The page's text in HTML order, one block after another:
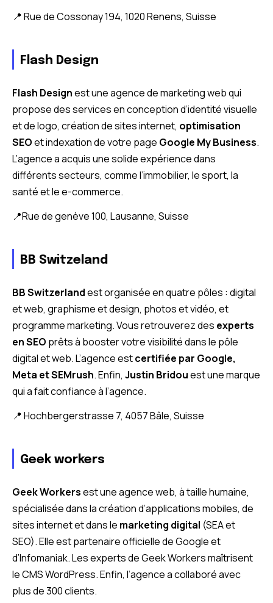
📍 Rue de Cossonay 194, 1020 Renens, Suisse
Flash Design
Flash Designest une agence de marketing web qui
propose des services en conception d’identité visuelle
et de logo, création de sites internet, optimisation
SEOet indexation de votre page Google My Business.
L’agence a acquis une solide expérience dans
différents secteurs, comme l’immobilier, le sport, la
santé et le e-commerce.
📍Rue de genève 100, Lausanne, Suisse
BB Switzeland
BB Switzerlandest organisée en quatre pôles : digital
et web, graphisme et design, photos et vidéo, et
programme marketing. Vous retrouverez des experts
en SEO prêts à booster votre visibilité dans le pôle
digital et web. L’agence estcertifiée par Google,
Meta et SEMrush. Enfin, Justin Bridouest une marque
qui a fait confiance à l’agence.
📍 Hochbergerstrasse 7, 4057 Bâle, Suisse
Geek workers
Geek Workersest une agence web, à taille humaine,
spécialisée dans la création d’applications mobiles, de
sites internet et dans le marketing digital (SEA et
SEO). Elle est partenaire officielle de Google et
d’Infomaniak. Les experts de Geek Workers maîtrisent
le CMS WordPress. Enfin, l’agence a collaboré avec
plus de 300 clients.